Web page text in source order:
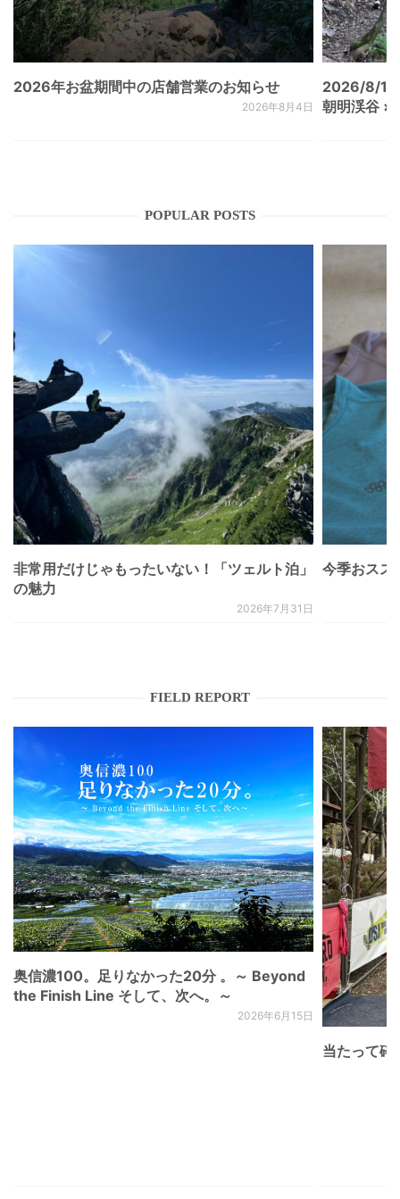
2026年お盆期間中の店舗営業のお知らせ
2026年8月4日
2026/8/
朝明渓谷 ×
POPULAR POSTS
非常用だけじゃもったいない！「ツェルト泊」
の魅力
2026年7月31日
今季おスス
FIELD REPORT
奥信濃100。足りなかった20分 。～ Beyond
the Finish Line そして、次へ。～
2026年6月15日
当たって砕